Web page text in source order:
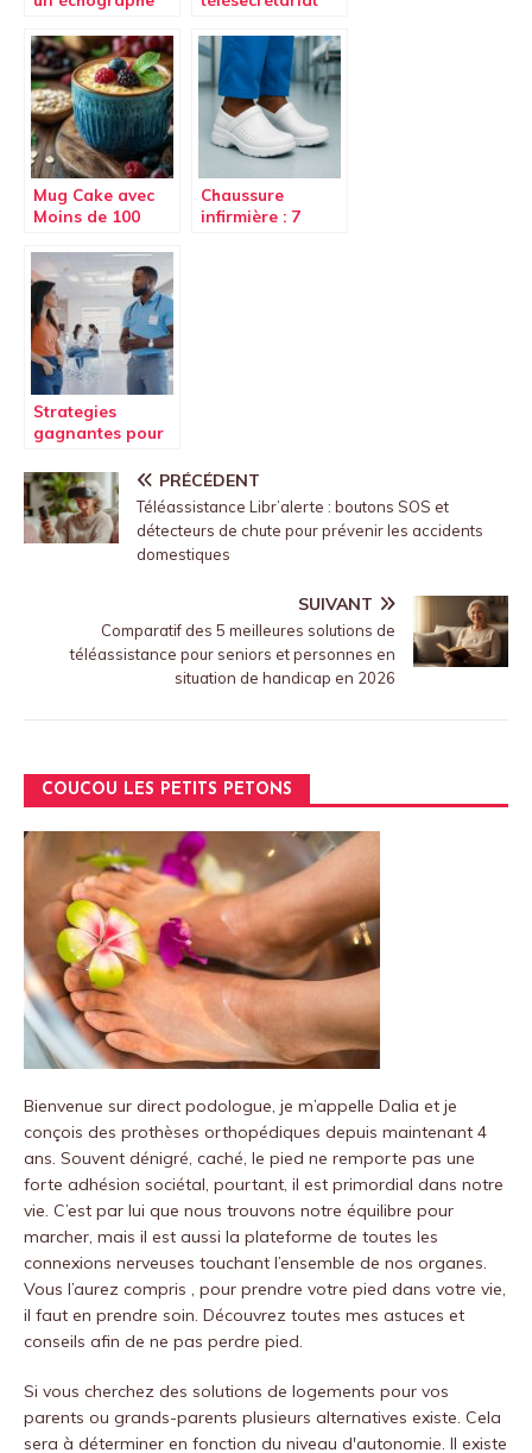
et avantages
pour les
praticiens
Mug Cake avec
Moins de 100
Versions au
Sirop d’Agave
Chaussure
infirmière : 7
Strategies
gagnantes pour
salaire en soins
infirmiers
PRÉCÉDENT
Téléassistance Libr’alerte : boutons SOS et
détecteurs de chute pour prévenir les accidents
domestiques
SUIVANT
Comparatif des 5 meilleures solutions de
téléassistance pour seniors et personnes en
situation de handicap en 2026
COUCOU LES PETITS PETONS
Bienvenue sur direct podologue, je m’appelle Dalia et je
conçois des prothèses orthopédiques depuis maintenant 4
ans. Souvent dénigré, caché, le pied ne remporte pas une
forte adhésion sociétal, pourtant, il est primordial dans notre
vie. C’est par lui que nous trouvons notre équilibre pour
marcher, mais il est aussi la plateforme de toutes les
connexions nerveuses touchant l’ensemble de nos organes.
Vous l’aurez compris , pour prendre votre pied dans votre vie,
il faut en prendre soin. Découvrez toutes mes astuces et
conseils afin de ne pas perdre pied.
Si vous cherchez des solutions de logements pour vos
parents ou grands-parents plusieurs alternatives existe. Cela
sera à déterminer en fonction du niveau d'autonomie. Il existe